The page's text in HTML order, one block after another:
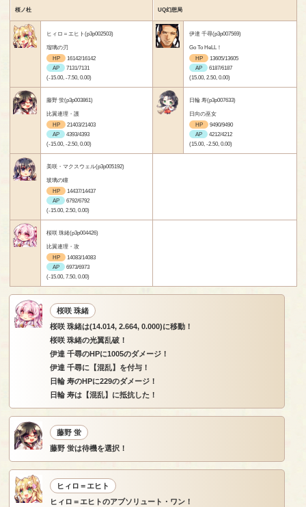
桜ノ杜 UQ幻想局
ヒィロ＝エヒト(p3p002503)
瑠璃の刃
HP
16142/16142
AP
7131/7131
(-15.00, -7.50, 0.00)
伊達 千尋(p3p007569)
Go To HeLL！
HP
13605/13605
AP
6187/6187
(15.00, 2.50, 0.00)
藤野 蛍(p3p003861)
比翼連理・護
HP
21403/21403
AP
4393/4393
(-15.00, -2.50, 0.00)
日輪 寿(p3p007633)
日向の巫女
HP
9490/9490
AP
4212/4212
(15.00, -2.50, 0.00)
美咲・マクスウェル(p3p005192)
玻璃の瞳
HP
14437/14437
AP
6792/6792
(-15.00, 2.50, 0.00)
桜咲 珠緒(p3p004426)
比翼連理・攻
HP
14083/14083
AP
6973/6973
(-15.00, 7.50, 0.00)
桜咲 珠緒
桜咲 珠緒は(14.014, 2.664, 0.000)に移動！
桜咲 珠緒の光翼乱破！
伊達 千尋のHPに1005のダメージ！
伊達 千尋に【混乱】を付与！
日輪 寿のHPに229のダメージ！
日輪 寿は【混乱】に抵抗した！
藤野 蛍
藤野 蛍は待機を選択！
ヒィロ＝エヒト
ヒィロ＝エヒトのアブソリュート・ワン！